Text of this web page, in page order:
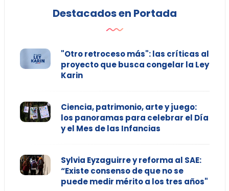
Destacados en Portada
"Otro retroceso más": las críticas al
proyecto que busca congelar la Ley
Karin
Ciencia, patrimonio, arte y juego:
los panoramas para celebrar el Día
y el Mes de las Infancias
Sylvia Eyzaguirre y reforma al SAE:
“Existe consenso de que no se
puede medir mérito a los tres años"